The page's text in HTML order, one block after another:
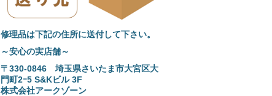
修理品は下記の住所に送付して下さい。
～安心の実店舗～
〒330-0846 埼玉県さいたま市大宮区大
門町2ｰ5 S&Kビル 3F
株式会社アークゾーン